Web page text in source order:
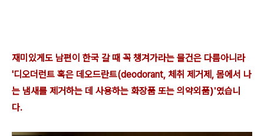
재미있게도 남편이 한국 갈 때 꼭 챙겨가라는 물건은 다름아니라
'디오더런트 혹은 데오드란트(deodorant, 체취 제거제, 몸에서 나
는 냄새를 제거하는 데 사용하는 화장품 또는 의약외품)'였습니
다.